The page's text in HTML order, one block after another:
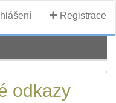
Registrace
odkazy